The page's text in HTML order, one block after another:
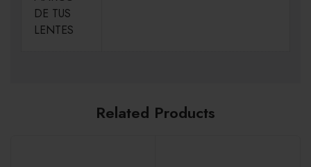
DE TUS
LENTES
Related Products